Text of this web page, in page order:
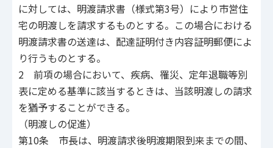
に対しては、明渡請求書（様式第3号）により市営住
宅の明渡しを請求するものとする。この場合における
明渡請求書の送達は、配達証明付き内容証明郵便によ
り行うものとする。
2 前項の場合において、疾病、罹災、定年退職等別
表に定める基準に該当するときは、当該明渡しの請求
を猶予することができる。
（明渡しの促進）
第10条 市長は、明渡請求後明渡期限到来までの間、